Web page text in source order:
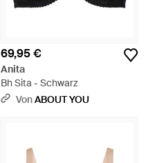
69,95 €
Anita
Bh Sita - Schwarz
VonABOUT YOU